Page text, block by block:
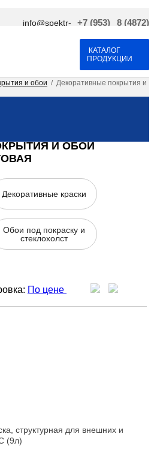
info@spektr-
+7 (953)
8 (4872)
КАТАЛОГ
ПРОДУКЦИИ
и обои / Декоративные покрытия и
И ОБОИ
Декоративные краски
Обои под покраску и
стеклохолст
По цене
структурная для внешних и
(9л)